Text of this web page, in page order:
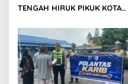
TENGAH HIRUK PIKUK KOTA
POLDA RIAU KOBARKAN
SEMANGAT KESELAMATAN,
NASIONALISME DAN GREEN
POLICING JELANG HUT KE-81
RI